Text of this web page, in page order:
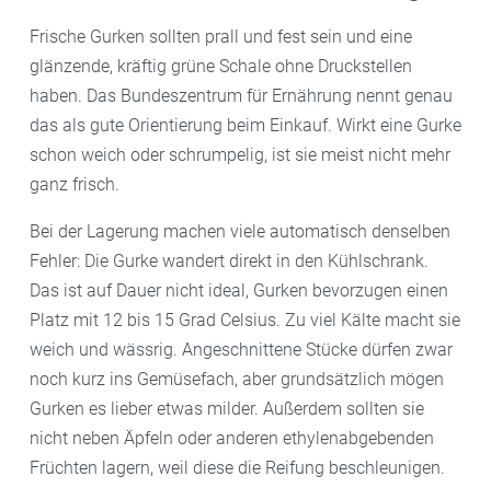
Frische Gurken sollten prall und fest sein und eine
glänzende, kräftig grüne Schale ohne Druckstellen
haben. Das Bundeszentrum für Ernährung nennt genau
das als gute Orientierung beim Einkauf. Wirkt eine Gurke
schon weich oder schrumpelig, ist sie meist nicht mehr
ganz frisch.
Bei der Lagerung machen viele automatisch denselben
Fehler: Die Gurke wandert direkt in den Kühlschrank.
Das ist auf Dauer nicht ideal, Gurken bevorzugen einen
Platz mit 12 bis 15 Grad Celsius. Zu viel Kälte macht sie
weich und wässrig. Angeschnittene Stücke dürfen zwar
noch kurz ins Gemüsefach, aber grundsätzlich mögen
Gurken es lieber etwas milder. Außerdem sollten sie
nicht neben Äpfeln oder anderen ethylenabgebenden
Früchten lagern, weil diese die Reifung beschleunigen.